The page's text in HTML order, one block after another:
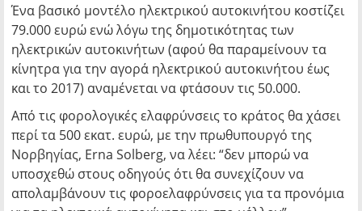
Ένα βασικό μοντέλο ηλεκτρικού αυτοκινήτου κοστίζει
79.000 ευρώ ενώ λόγω της δημοτικότητας των
ηλεκτρικών αυτοκινήτων (αφού θα παραμείνουν τα
κίνητρα για την αγορά ηλεκτρικού αυτοκινήτου έως
και το 2017) αναμένεται να φτάσουν τις 50.000.
Από τις φορολογικές ελαφρύνσεις το κράτος θα χάσει
περί τα 500 εκατ. ευρώ, με την πρωθυπουργό της
Νορβηγίας, Erna Solberg, να λέει: “δεν μπορώ να
υποσχεθώ στους οδηγούς ότι θα συνεχίζουν να
απολαμβάνουν τις φοροελαφρύνσεις για τα προνόμια